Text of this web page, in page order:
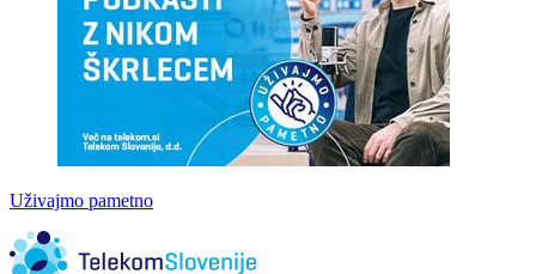
Uživajmo pametno